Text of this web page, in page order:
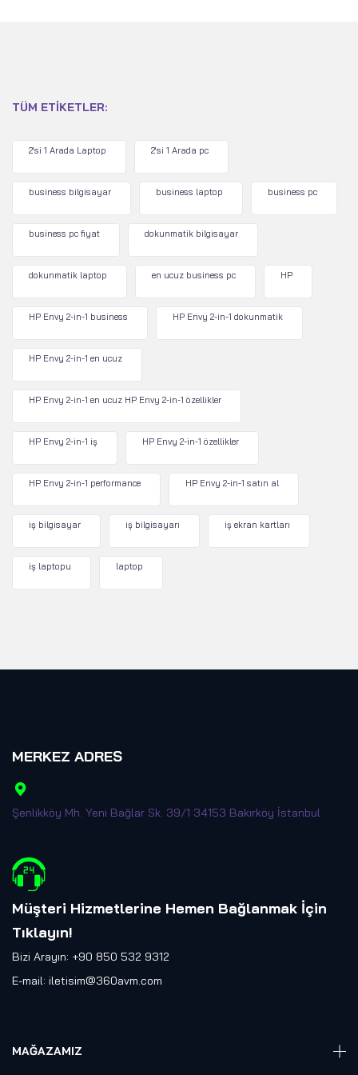
TÜM ETIKETLER:
2'si 1 Arada Laptop 2'si 1 Arada pc
business bilgisayar business laptop business pc
business pc fiyat dokunmatik bilgisayar
dokunmatik laptop en ucuz business pc HP
HP Envy 2-in-1 business HP Envy 2-in-1 dokunmatik
HP Envy 2-in-1 en ucuz
HP Envy 2-in-1 en ucuz HP Envy 2-in-1 özellikler
HP Envy 2-in-1 iş HP Envy 2-in-1 özellikler
HP Envy 2-in-1 performance HP Envy 2-in-1 satın al
iş bilgisayar iş bilgisayarı iş ekran kartları
iş laptopu laptop
MERKEZ ADRES
Şenlikköy Mh. Yeni Bağlar Sk. 39/1 34153 Bakırköy İstanbul
Müşteri Hizmetlerine Hemen Bağlanmak İçin
Tıklayın!
Bizi Arayın: +90 850 532 9312
E-mail: iletisim@360avm.com
MAĞAZAMIZ